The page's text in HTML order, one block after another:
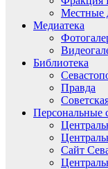
Местные
Медиатека
Библиотека
Правда
Персональные
Сайт